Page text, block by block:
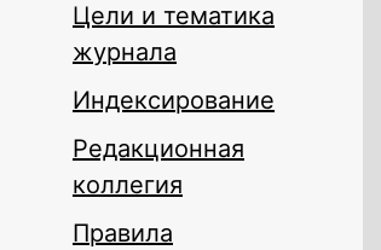
Цели и тематика
журнала
Индексирование
Редакционная
коллегия
Правила